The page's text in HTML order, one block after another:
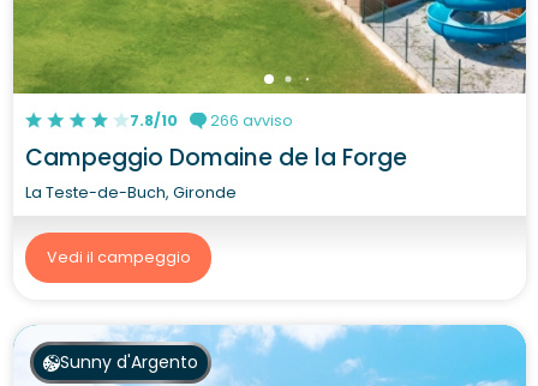
7.8/10 266 avviso
Campeggio Domaine de la Forge
La Teste-de-Buch, Gironde
Vedi il campeggio
Sunny d'Argento